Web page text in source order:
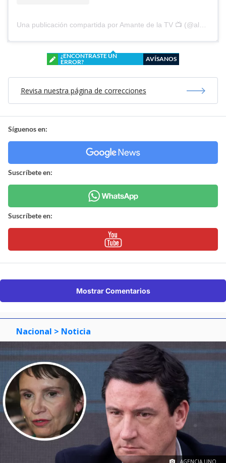
Una publicación compartida por Amante de la TV 📺 (@alguien_te_observa)
¿ENCONTRASTE UN
ERROR?
AVÍSANOS
Revisa nuestra página de correcciones
Síguenos en:
Suscríbete en:
Suscríbete en:
Mostrar Comentarios
Nacional > Noticia